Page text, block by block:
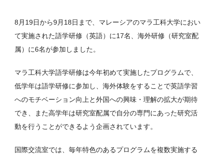
8月19日から9月18日まで、マレーシアのマラ工科大学におい
て実施された語学研修（英語）に17名、海外研修（研究室配
属）に6名が参加しました。
マラ工科大学語学研修は今年初めて実施したプログラムで、
低学年は語学研修に参加し、海外体験をすることで英語学習
へのモチベーション向上と外国への興味・理解の拡大が期待
でき、また高学年は研究室配属で自分の専門にあった研究活
動を行うことができるよう企画されています。
国際交流室では、毎年特色のあるプログラムを複数実施する